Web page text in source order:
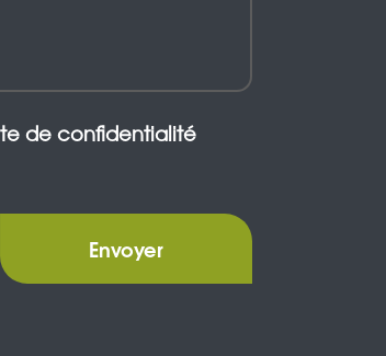
de confidentialité